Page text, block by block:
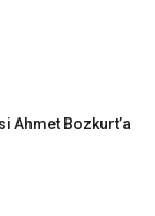
Ahmet Bozkurt’a